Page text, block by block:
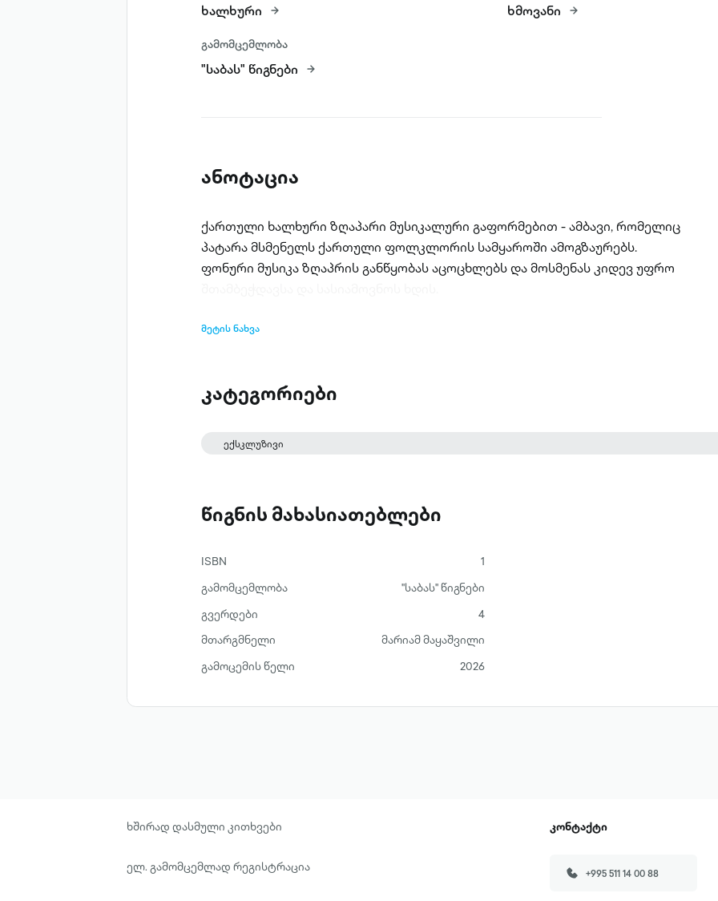
ხალხური
გამომცემლობა
"საბას" წიგნები
ხმოვანი
ანოტაცია
ქართული ხალხური ზღაპარი მუსიკალური გაფორმებით - ამბავი, რომელიც
პატარა მსმენელს ქართული ფოლკლორის სამყაროში ამოგზაურებს.
ფონური მუსიკა ზღაპრის განწყობას აცოცხლებს და მოსმენას კიდევ უფრო
მეტის ნახვა
კატეგორიები
ექსკლუზივი
წიგნის მახასიათებლები
ISBN
1
გამომცემლობა
"საბას" წიგნები
გვერდები
4
მთარგმნელი
მარიამ მაყაშვილი
გამოცემის წელი
2026
ხშირად დასმული კითხვები
ელ. გამომცემლად რეგისტრაცია
კონტაქტი
+995 511 14 00 88